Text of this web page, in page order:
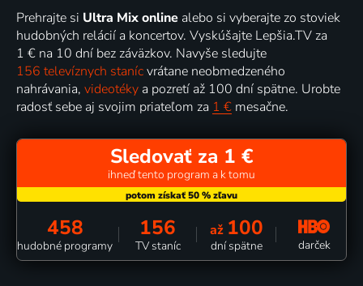
Prehrajte si Ultra Mix online alebo si vyberajte zo stoviek
hudobných relácií a koncertov. Vyskúšajte Lepšia.TV za
1 € na 10 dní bez záväzkov. Navyše sledujte
156 televíznych stanícvrátane neobmedzeného
nahrávania, videotéky a pozretí až 100 dní spätne. Urobte
radosť sebe aj svojim priateľom za 1 € mesačne.
Sledovať za 1 €
ihneď tento program a k tomu
458
hudobné programy
156
TV staníc
až 100
dní spätne darček